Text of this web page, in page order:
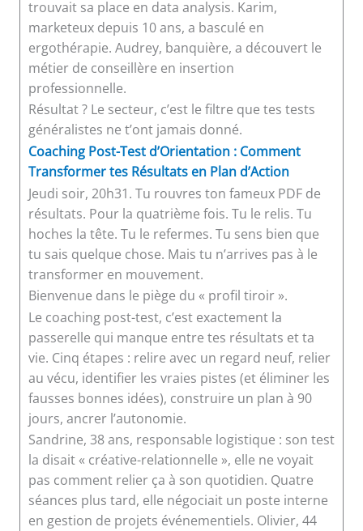
trouvait sa place en data analysis. Karim,
marketeux depuis 10 ans, a basculé en
ergothérapie. Audrey, banquière, a découvert le
métier de conseillère en insertion
professionnelle.
Résultat ? Le secteur, c’est le filtre que tes tests
généralistes ne t’ont jamais donné.
Coaching Post-Test d’Orientation : Comment
Transformer tes Résultats en Plan d’Action
Jeudi soir, 20h31. Tu rouvres ton fameux PDF de
résultats. Pour la quatrième fois. Tu le relis. Tu
hoches la tête. Tu le refermes. Tu sens bien que
tu sais quelque chose. Mais tu n’arrives pas à le
transformer en mouvement.
Bienvenue dans le piège du « profil tiroir ».
Le coaching post-test, c’est exactement la
passerelle qui manque entre tes résultats et ta
vie. Cinq étapes : relire avec un regard neuf, relier
au vécu, identifier les vraies pistes (et éliminer les
fausses bonnes idées), construire un plan à 90
jours, ancrer l’autonomie.
Sandrine, 38 ans, responsable logistique : son test
la disait « créative-relationnelle », elle ne voyait
pas comment relier ça à son quotidien. Quatre
séances plus tard, elle négociait un poste interne
en gestion de projets événementiels. Olivier, 44